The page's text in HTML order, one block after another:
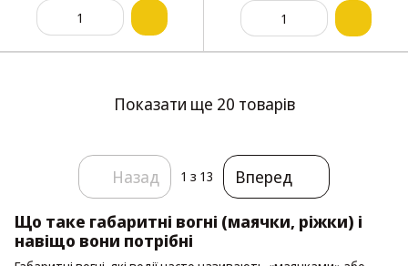
Показати ще 20 товарів
Назад 1 з 13 Вперед
Що таке габаритні вогні (маячки, ріжки) і
навіщо вони потрібні